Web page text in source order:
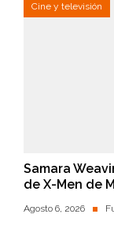
Cine y televisión
Samara
de X-Men de
Agosto 6, 2026